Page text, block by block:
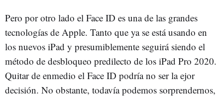
Pero por otro lado el Face ID es una de las grandes
tecnologías de Apple. Tanto que ya se está usando en
los nuevos iPad y presumiblemente seguirá siendo el
método de desbloqueo predilecto de los iPad Pro 2020.
Quitar de enmedio el Face ID podría no ser la ejor
decisión. No obstante, todavía podemos sorprendernos,